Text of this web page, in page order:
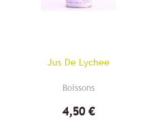
Jus De Lychee
Boissons
4,50 €